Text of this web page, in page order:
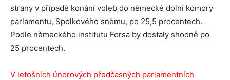
strany v případě konání voleb do německé dolní komory
parlamentu, Spolkového sněmu, po 25,5 procentech.
Podle německého institutu Forsa by dostaly shodně po
25 procentech.
V letošních únorových předčasných parlamentních